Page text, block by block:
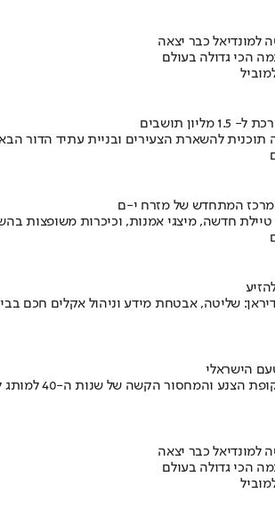
למונדיאל כבר יצאה
הכי גדולה בעולם
תוכנית להשארת הצעירים ובניית עתיד הדור
המרכז המתחדש של מזרח י-ם
שליטה, אבטחת מידע וניהול אקלים חכם
הישראלי
למונדיאל כבר יצאה
הכי גדולה בעולם